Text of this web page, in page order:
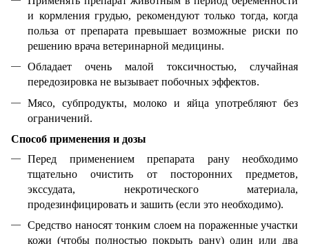
и кормления грудью, рекомендуют только тогда, когда
польза от препарата превышает возможные риски по
решению врача ветеринарной медицины.
Обладает очень малой токсичностью, случайная
передозировка не вызывает побочных эффектов.
Мясо, субпродукты, молоко и яйца употребляют без
ограничений.
Способ применения и дозы
Перед применением препарата рану необходимо
тщательно очистить от посторонних предметов,
экссудата, некротического материала,
продезинфицировать и зашить (если это необходимо).
Средство наносят тонким слоем на пораженные участки
кожи (чтобы полностью покрыть рану) один или два